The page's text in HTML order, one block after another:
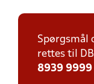
Spørgsmål
rettes til
8939 9999